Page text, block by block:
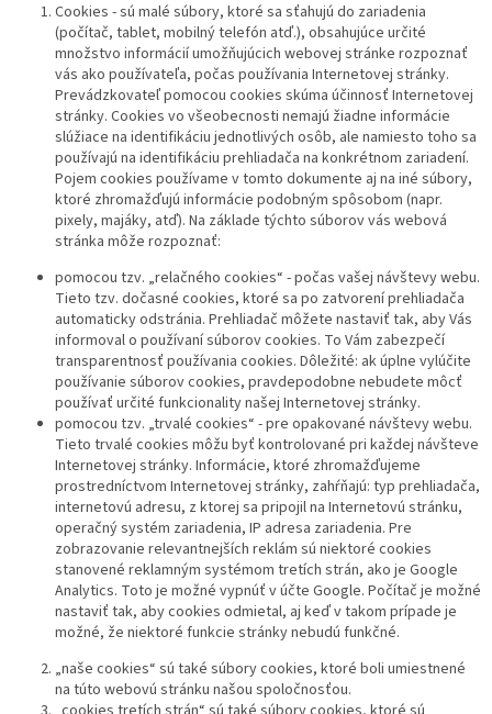
Cookies - sú malé súbory, ktoré sa sťahujú do zariadenia
(počítač, tablet, mobilný telefón atď.), obsahujúce určité
množstvo informácií umožňujúcich webovej stránke rozpoznať
vás ako používateľa, počas používania Internetovej stránky.
Prevádzkovateľ pomocou cookies skúma účinnosť Internetovej
stránky. Cookies vo všeobecnosti nemajú žiadne informácie
slúžiace na identifikáciu jednotlivých osôb, ale namiesto toho sa
používajú na identifikáciu prehliadača na konkrétnom zariadení.
Pojem cookies používame v tomto dokumente aj na iné súbory,
ktoré zhromažďujú informácie podobným spôsobom (napr.
pixely, majáky, atď). Na základe týchto súborov vás webová
stránka môže rozpoznať:
pomocou tzv. „relačného cookies“ - počas vašej návštevy webu.
Tieto tzv. dočasné cookies, ktoré sa po zatvorení prehliadača
automaticky odstránia. Prehliadač môžete nastaviť tak, aby Vás
informoval o používaní súborov cookies. To Vám zabezpečí
transparentnosť používania cookies. Dôležité: ak úplne vylúčite
používanie súborov cookies, pravdepodobne nebudete môcť
používať určité funkcionality našej Internetovej stránky.
pomocou tzv. „trvalé cookies“ - pre opakované návštevy webu.
Tieto trvalé cookies môžu byť kontrolované pri každej návšteve
Internetovej stránky. Informácie, ktoré zhromažďujeme
prostredníctvom Internetovej stránky, zahŕňajú: typ prehliadača,
internetovú adresu, z ktorej sa pripojil na Internetovú stránku,
operačný systém zariadenia, IP adresa zariadenia. Pre
zobrazovanie relevantnejších reklám sú niektoré cookies
stanovené reklamným systémom tretích strán, ako je Google
Analytics. Toto je možné vypnúť v účte Google. Počítač je možné
nastaviť tak, aby cookies odmietal, aj keď v takom prípade je
možné, že niektoré funkcie stránky nebudú funkčné.
„naše cookies“ sú také súbory cookies, ktoré boli umiestnené
na túto webovú stránku našou spoločnosťou.